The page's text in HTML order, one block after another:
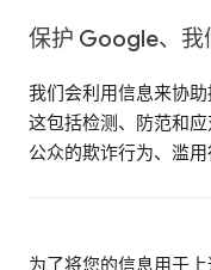
保护 Google、我
我们会利用信息来协
这包括检测、防范和
公众的欺诈行为、滥用
为了将您的信息用于